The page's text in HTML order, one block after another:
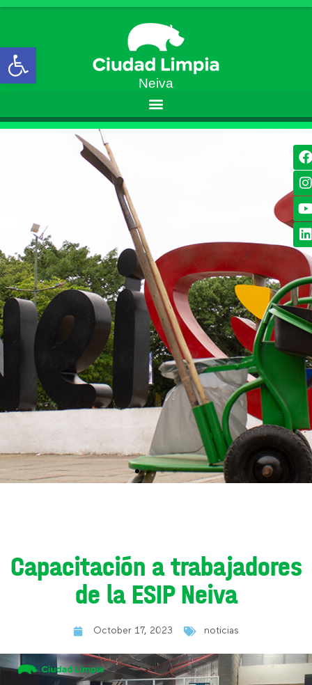
Open toolbar
Neiva
Capacitación a trabajadores
de la ESIP Neiva
October 17, 2023 noticias